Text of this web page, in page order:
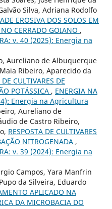
Silva, Adriana Rodolfo
EROSIVA DOS SOLOS EM
CERRADO GOIANO ,
v. 40 (2025): Energia na
Aureliano de Albuquerque
Ribeiro, Aparecido da
DE CULTIVARES DE
POTÁSSICA , ENERGIA NA
Energia na Agricultura
Aureliano de
de Castro Ribeiro,
RESPOSTA DE CULTIVARES
NITROGENADA ,
v. 39 (2024): Energia na
Campos, Yara Manfrin
da Silveira, Eduardo
APLICADO NA
DA MICROBACIA DO